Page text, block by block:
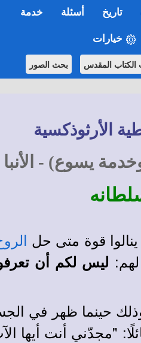
تاريخ أسئلة خدمة
خيارات
المقدس بحث الصور
الأرثوذكسية
يسوع) -
قوة متى حل
ليس لكم أن
حينما ظهر في
"مجدّني أنت أيها